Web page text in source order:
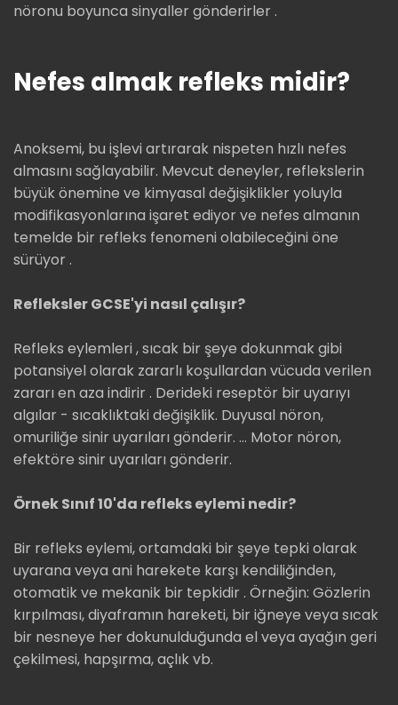
nöronu boyunca sinyaller gönderirler .
Nefes almak refleks midir?
Anoksemi, bu işlevi artırarak nispeten hızlı nefes
almasını sağlayabilir. Mevcut deneyler, reflekslerin
büyük önemine ve kimyasal değişiklikler yoluyla
modifikasyonlarına işaret ediyor ve nefes almanın
temelde bir refleks fenomeni olabileceğini öne
sürüyor .
Refleksler GCSE'yi nasıl çalışır?
Refleks eylemleri , sıcak bir şeye dokunmak gibi
potansiyel olarak zararlı koşullardan vücuda verilen
zararı en aza indirir . Derideki reseptör bir uyarıyı
algılar - sıcaklıktaki değişiklik. Duyusal nöron,
omuriliğe sinir uyarıları gönderir. … Motor nöron,
efektöre sinir uyarıları gönderir.
Örnek Sınıf 10'da refleks eylemi nedir?
Bir refleks eylemi, ortamdaki bir şeye tepki olarak
uyarana veya ani harekete karşı kendiliğinden,
otomatik ve mekanik bir tepkidir . Örneğin: Gözlerin
kırpılması, diyaframın hareketi, bir iğneye veya sıcak
bir nesneye her dokunulduğunda el veya ayağın geri
çekilmesi, hapşırma, açlık vb.